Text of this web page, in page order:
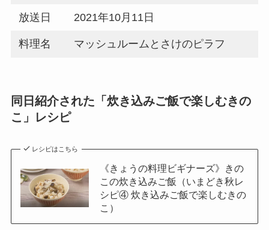
放送日 2021年10月11日
料理名 マッシュルームとさけのピラフ
同日紹介された「炊き込みご飯で楽しむきの
こ」レシピ
レシピはこちら
《きょうの料理ビギナーズ》きの
この炊き込みご飯（いまどき秋レ
シピ④ 炊き込みご飯で楽しむきの
こ）